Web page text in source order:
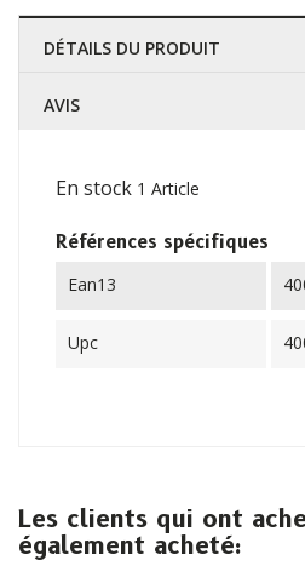
DÉTAILS DU PRODUIT
AVIS
En stock 1 Article
Références spécifiques
Ean13
Upc
Les clients qui ont
également acheté: